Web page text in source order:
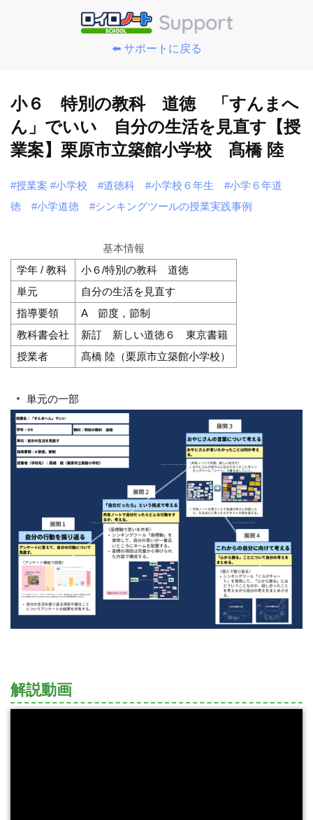
⬅️ サポートに戻る
小６ 特別の教科 道徳 「すんまへ
ん」でいい 自分の生活を見直す【授
業案】栗原市立築館小学校 髙橋 陸
#授業案 #小学校 #道徳科 #小学校６年生
#小学６年道
徳
#小学道徳 #シンキングツールの授業実践事例
基本情報
学年 / 教科
小６/特別の教科 道徳
単元
自分の生活を見直す
指導要領
A 節度，節制
教科書会社
新訂 新しい道徳６ 東京書籍
授業者
髙橋 陸（栗原市立築館小学校）
単元の一部
解説動画